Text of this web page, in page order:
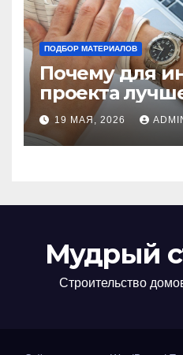
ПОДБОР МАТЕРИАЛОВ
Почему для
проекта
отдельный
аспекты
19 МАЯ, 2026
Мудрый
Строительство